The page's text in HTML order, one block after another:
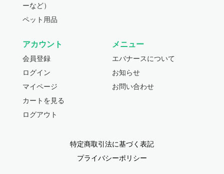
ーなど）
ペット用品
アカウント
会員登録
ログイン
マイページ
カートを見る
ログアウト
メニュー
エバナースについて
お知らせ
お問い合わせ
特定商取引法に基づく表記
プライバシーポリシー